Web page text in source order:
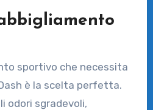
sportivo che necessita
è la scelta perfetta.
odori sgradevoli,